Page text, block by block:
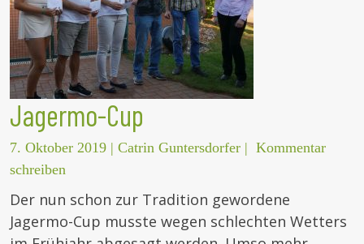
Jagermo-Cup
7. Oktober 2019 | Catrin Guntersdorfer | Kommentar
schreiben
Der nun schon zur Tradition gewordene
Jagermo-Cup musste wegen schlechten Wetters